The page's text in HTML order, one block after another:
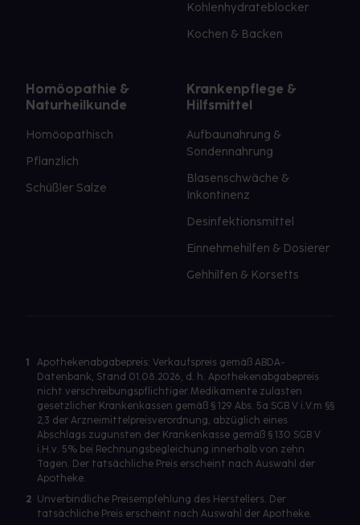
Kohlenhydrateblocker
Kochen & Backen
Homöopathie &
Naturheilkunde
Homöopathisch
Pflanzlich
Schüßler Salze
Krankenpflege &
Hilfsmittel
Aufbaunahrung &
Sondennahrung
Blasenschwäche &
Inkontinenz
Desinfektionsmittel
Einnehmehilfen & Dosierer
Gehhilfen & Korsetts
1
Apothekenabgabepreis: Verkaufspreis gemäß ABDA-
Datenbank, Stand 01.08.2026, d. h. Apothekenabgabepreis
nicht verschreibungspflichtiger Medikamente zulasten
gesetzlicher Krankenkassen gemäß § 129 Abs. 5a SGB V i.V.m §§
2,3 der Arzneimittelpreisverordnung, abzüglich eines
Abschlags zugunsten der Krankenkasse gemäß § 130 SGB V
i.H.v. 5% bei Rechnungsbegleichung innerhalb von zehn
Tagen. Der tatsächliche Preis erscheint nach Auswahl der
Apotheke.
2 Unverbindliche Preisempfehlung des Herstellers. Der
tatsächliche Preis erscheint nach Auswahl der Apotheke.